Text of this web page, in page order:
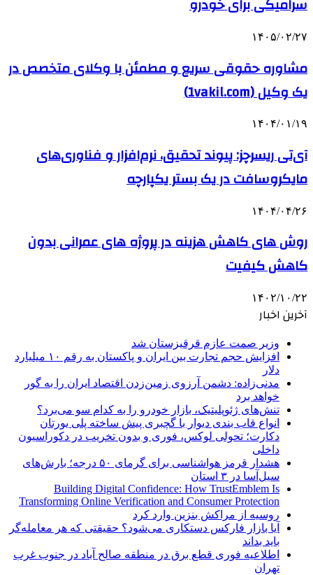
سرامیکی برای خودرو
۱۴۰۵/۰۲/۲۷
مشاوره حقوقی سریع و مطمئن با وکلای متخصص در
یک وکیل (1vakil.com)
۱۴۰۴/۰۱/۱۹
آی‌تی ریسرچز: پیوند تحقیق، نرم‌افزار و فناوری‌های
مایکروسافت در یک بستر یکپارچه
۱۴۰۴/۰۴/۲۶
روش های کاهش هزینه در پروژه های عمرانی بدون
کاهش کیفیت
۱۴۰۲/۱۰/۲۲
آخرین اخبار
وزیر صمت عازم قرقیزستان شد
افزایش حجم تجارت بین ایران و پاکستان به رقم ۱۰ میلیارد
دلار
مدنی‌زاده: دشمن آرزوی زمین‌زدن اقتصاد ایران را به گور
خواهد برد
تنش‌های ژئوپلیتیک، بازار خودرو را به کدام سو می‌برد؟
انواع قاب بندی دیوار با گچبری پیش ساخته پلی یورتان
دکارت؛ تحولی لوکس، فوری و بدون تخریب در دکوراسیون
داخلی
هشدار قرمز هواشناسی برای گرمای ۵۰ درجه؛ بارش‌های
سیل‌آسا در ۳ استان
Building Digital Confidence: How TrustEmblem Is
Transforming Online Verification and Consumer Protection
روسیه از مراکش بنزین وارد کرد
آیا بازار فارکس دستکاری می‌شود؟ حقیقتی که هر معامله‌گر
باید بداند
اطلاعیه فوری قطع برق در منطقه صالح آباد در جنوب غرب
تهران